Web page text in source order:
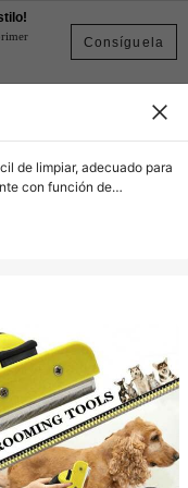
Consíguela
de limpiar, adecuado para
con función de
mango de plástico
para eliminar el pelo
para perros,